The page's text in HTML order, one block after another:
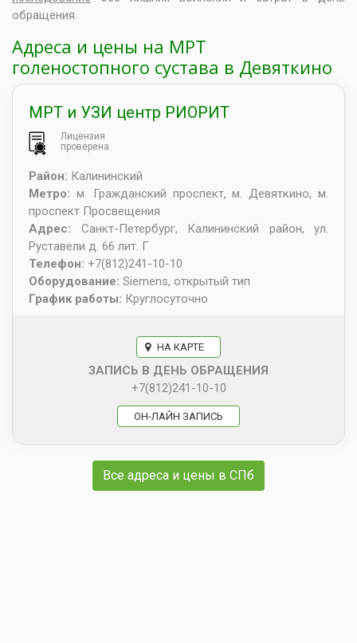
обращения.
Адреса и цены на МРТ
голеностопного сустава в Девяткино
МРТ и УЗИ центр РИОРИТ
Лицензия
проверена
Район: Калининский
Метро: м. Гражданский проспект, м. Девяткино, м.
проспект Просвещения
Адрес: Санкт-Петербург, Калининский район, ул.
Руставели д. 66 лит. Г
Телефон: +7(812)241-10-10
Оборудование: Siemens, открытый тип
График работы: Круглосуточно
НА КАРТЕ
ЗАПИСЬ В ДЕНЬ ОБРАЩЕНИЯ
+7(812)241-10-10
ОН-ЛАЙН ЗАПИСЬ
Все адреса и цены в СПб